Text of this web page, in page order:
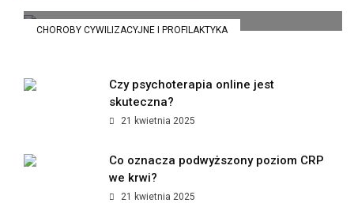
CHOROBY CYWILIZACYJNE I PROFILAKTYKA
Czy psychoterapia online jest
skuteczna?
21 kwietnia 2025
Co oznacza podwyższony poziom CRP
we krwi?
21 kwietnia 2025